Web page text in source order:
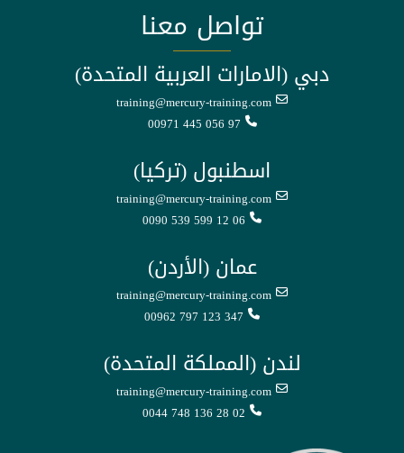
تواصل معنا
دبي (الامارات العربية المتحدة)
training@mercury-training.com
00971 445 056 97
اسطنبول (تركيا)
training@mercury-training.com
0090 539 599 12 06
عمان (الأردن)
training@mercury-training.com
00962 797 123 347
لندن (المملكة المتحدة)
training@mercury-training.com
0044 748 136 28 02